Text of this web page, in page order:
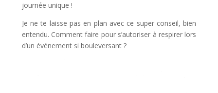
journée unique !
Je ne te laisse pas en plan avec ce super conseil, bien
entendu. Comment faire pour s’autoriser à respirer lors
d’un événement si bouleversant ?